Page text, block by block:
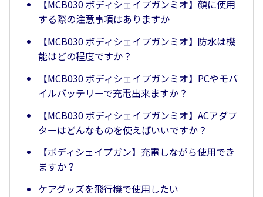
【MCB030 ボディシェイプガンミオ】顔に使用
する際の注意事項はありますか
【MCB030 ボディシェイプガンミオ】防水は機
能はどの程度ですか？
【MCB030 ボディシェイプガンミオ】PCやモバ
イルバッテリーで充電出来ますか？
【MCB030 ボディシェイプガンミオ】ACアダプ
ターはどんなものを使えばいいですか？
【ボディシェイプガン】充電しながら使用でき
ますか？
ケアグッズを飛行機で使用したい